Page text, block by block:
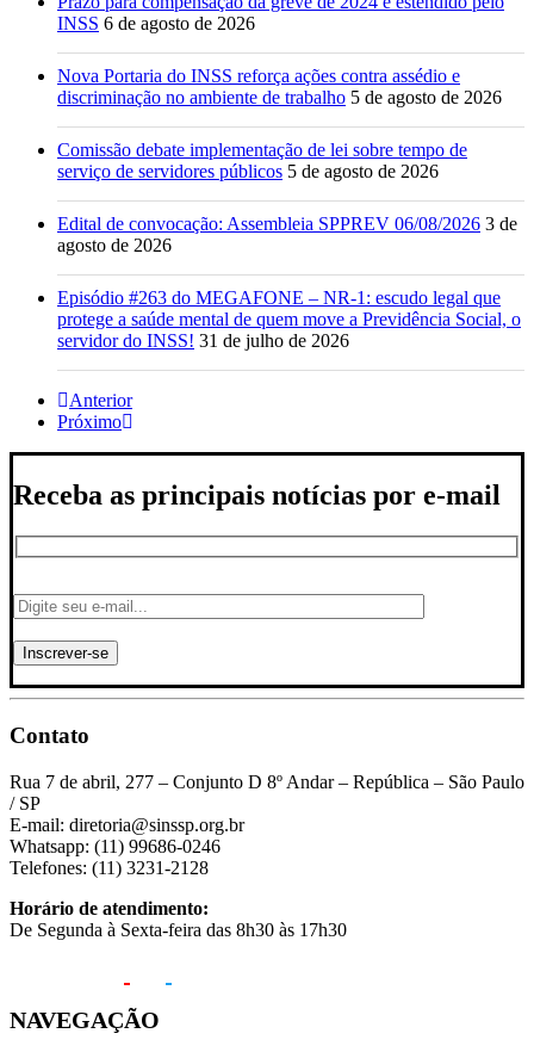
INSS 6 de agosto de 2026
Nova Portaria do INSS reforça ações contra assédio e
discriminação no ambiente de trabalho 5 de agosto de 2026
Comissão debate implementação de lei sobre tempo de
serviço de servidores públicos 5 de agosto de 2026
Edital de convocação: Assembleia SPPREV 06/08/2026 3 de
agosto de 2026
Episódio #263 do MEGAFONE – NR-1: escudo legal que
protege a saúde mental de quem move a Previdência Social, o
servidor do INSS! 31 de julho de 2026
Anterior
Próximo
Receba as principais notícias por e-mail
Contato
Rua 7 de abril, 277 – Conjunto D 8º Andar – República – São Paulo
/ SP
E-mail: diretoria@sinssp.org.br
Whatsapp: (11) 99686-0246
Telefones: (11) 3231-2128
Horário de atendimento:
De Segunda à Sexta-feira das 8h30 às 17h30
NAVEGAÇÃO